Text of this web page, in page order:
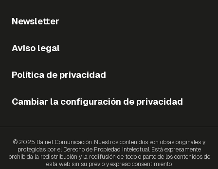
Newsletter
Aviso legal
Política de privacidad
Cambiar la configuración de privacidad
© 2025 Bainet Comunicación. Nuestros contenidos son obras originales y
protegidas por el Derecho de Propiedad Intelectual. Está expresamente
prohibida la redistribución y la redifusión de todo o parte de los contenidos de
esta web sin su previo y expreso consentimiento.